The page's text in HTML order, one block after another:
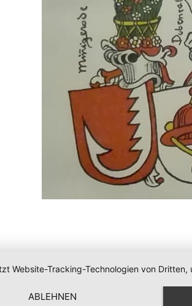
Website-Tracking-Technologien von
ABLEHNEN